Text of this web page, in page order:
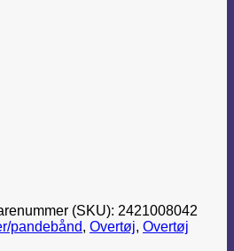
(SKU): 2421008042
pandebånd, Overtøj, Overtøj